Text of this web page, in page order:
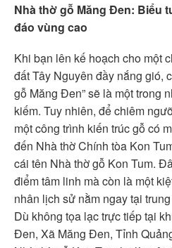
Nhà thờ gỗ Măng Đen: Biểu
đáo vùng cao
Khi bạn lên kế hoạch cho một
đất Tây Nguyên đầy nắng gió,
gỗ Măng Đen” sẽ là một trong
kiếm. Tuy nhiên, để chiêm
một công trình kiến trúc gỗ có
đến Nhà thờ Chính tòa Kon
cái tên Nhà thờ gỗ Kon Tum.
điểm tâm linh mà còn là một
nhân lịch sử nằm ngay tại
Dù không tọa lạc trực tiếp tại
Đen, Xã Măng Đen, Tỉnh